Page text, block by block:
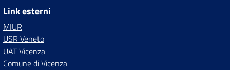
Link esterni
MIUR
USR Veneto
UAT Vicenza
Comune di Vicenza